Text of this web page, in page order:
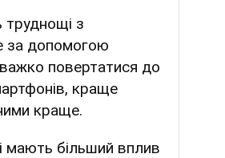
з
за допомогою
повертатися до
краще
краще.
мають більший вплив